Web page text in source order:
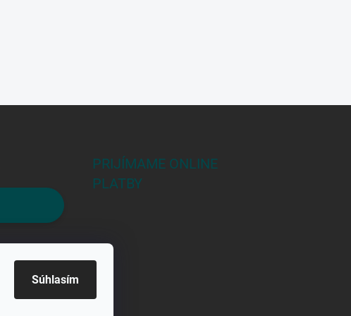
Súhlasím
PRIJÍMAME ONLINE
PLATBY